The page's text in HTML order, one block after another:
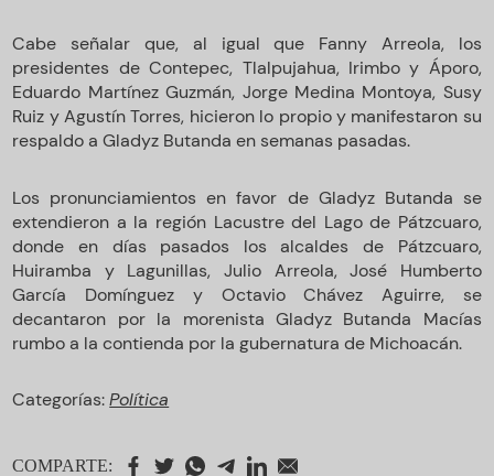
Cabe señalar que, al igual que Fanny Arreola, los
presidentes de Contepec, Tlalpujahua, Irimbo y Áporo,
Eduardo Martínez Guzmán, Jorge Medina Montoya, Susy
Ruiz y Agustín Torres, hicieron lo propio y manifestaron su
respaldo a Gladyz Butanda en semanas pasadas.
Los pronunciamientos en favor de Gladyz Butanda se
extendieron a la región Lacustre del Lago de Pátzcuaro,
donde en días pasados los alcaldes de Pátzcuaro,
Huiramba y Lagunillas, Julio Arreola, José Humberto
García Domínguez y Octavio Chávez Aguirre, se
decantaron por la morenista Gladyz Butanda Macías
rumbo a la contienda por la gubernatura de Michoacán.
Categorías:Política
COMPARTE: